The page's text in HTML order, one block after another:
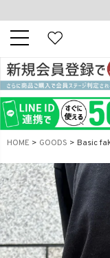
新規会員登
令和8年熊本地
キーワード
商品番号
販売タイプ
HOME GOODS Basic